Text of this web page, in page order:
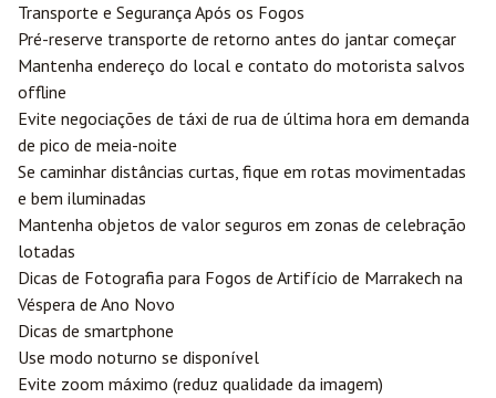
Transporte e Segurança Após os Fogos
Pré-reserve transporte de retorno antes do jantar começar
Mantenha endereço do local e contato do motorista salvos
offline
Evite negociações de táxi de rua de última hora em demanda
de pico de meia-noite
Se caminhar distâncias curtas, fique em rotas movimentadas
e bem iluminadas
Mantenha objetos de valor seguros em zonas de celebração
lotadas
Dicas de Fotografia para Fogos de Artifício de Marrakech na
Véspera de Ano Novo
Dicas de smartphone
Use modo noturno se disponível
Evite zoom máximo (reduz qualidade da imagem)